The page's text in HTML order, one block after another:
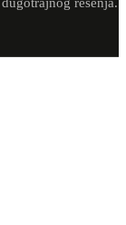
rešenja.